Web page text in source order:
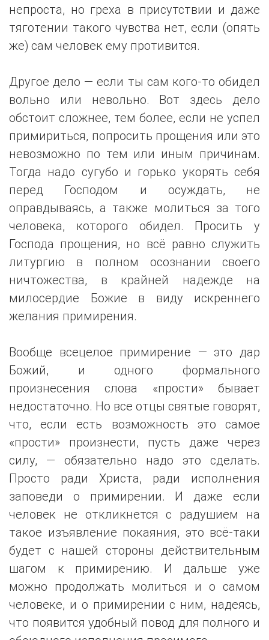
непроста, но греха в присутствии и даже
тяготении такого чувства нет, если (опять
же) сам человек ему противится.
Другое дело — если ты сам кого-то обидел
вольно или невольно. Вот здесь дело
обстоит сложнее, тем более, если не успел
примириться, попросить прощения или это
невозможно по тем или иным причинам.
Тогда надо сугубо и горько укорять себя
перед Господом и осуждать, не
оправдываясь, а также молиться за того
человека, которого обидел. Просить у
Господа прощения, но всё равно служить
литургию в полном осознании своего
ничтожества, в крайней надежде на
милосердие Божие в виду искреннего
желания примирения.
Вообще всецелое примирение — это дар
Божий, и одного формального
произнесения слова «прости» бывает
недостаточно. Но все отцы святые говорят,
что, если есть возможность это самое
«прости» произнести, пусть даже через
силу, — обязательно надо это сделать.
Просто ради Христа, ради исполнения
заповеди о примирении. И даже если
человек не откликнется с радушием на
такое изъявление покаяния, это всё-таки
будет с нашей стороны действительным
шагом к примирению. И дальше уже
можно продолжать молиться и о самом
человеке, и о примирении с ним, надеясь,
что появится удобный повод для полного и